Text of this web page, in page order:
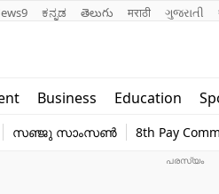
ಕನ್ನಡ తెలుగు मराठी ગુજરાતી
Business Education
world
സഞ്ജു സാംസൺ 8th Pay